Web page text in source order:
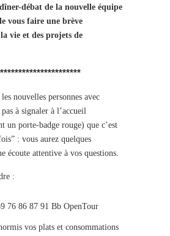
débat de la nouvelle équipe
vous faire une brève
vie et des projets de
nouvelles personnes avec
à signaler à l’accueil
un porte-badge rouge) que c’est
: vous aurez quelques
écoute attentive à vos questions.
:
76 86 87 91 Bb OpenTour
vos plats et consommations